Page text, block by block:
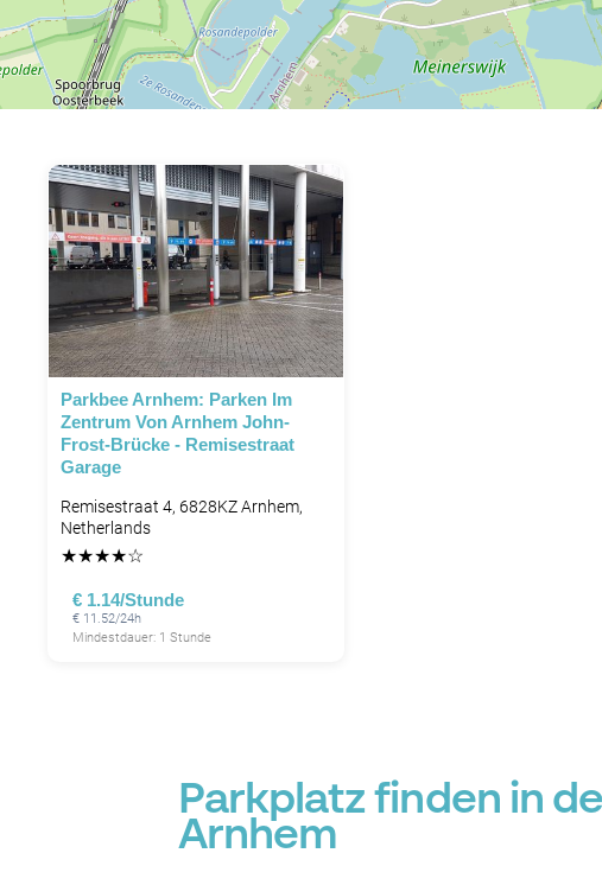
Parkbee Arnhem: Parken Im
Zentrum Von Arnhem John-
Frost-Brücke - Remisestraat
Garage
Remisestraat 4, 6828KZ Arnhem,
Netherlands
★★★★☆
€ 1.14/Stunde
€ 11.52/24h
Mindestdauer: 1 Stunde
Parkplatz finden in
Arnhem